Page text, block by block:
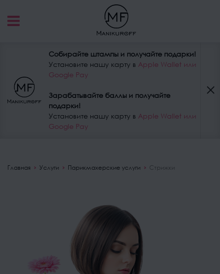
Собирайте штампы и получайте подарки!
Установите нашу карту в Apple Wallet или
Google Pay
Зарабатывайте баллы и получайте
подарки!
Установите нашу карту в Apple Wallet или
Google Pay
Главная Услуги Парикмахерские услуги Стрижки